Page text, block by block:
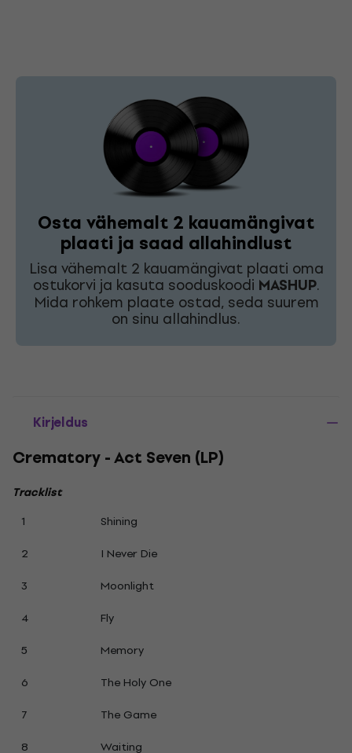
Osta vähemalt 2 kauamängivat
plaati ja saad allahindlust
Lisa vähemalt 2 kauamängivat plaati oma
ostukorvi ja kasuta sooduskoodi MASHUP.
Mida rohkem plaate ostad, seda suurem
on sinu allahindlus.
Kirjeldus
Crematory - Act Seven (LP)
Tracklist
1
Shining
2
I Never Die
3
Moonlight
4
Fly
5
Memory
6
The Holy One
7
The Game
8
Waiting